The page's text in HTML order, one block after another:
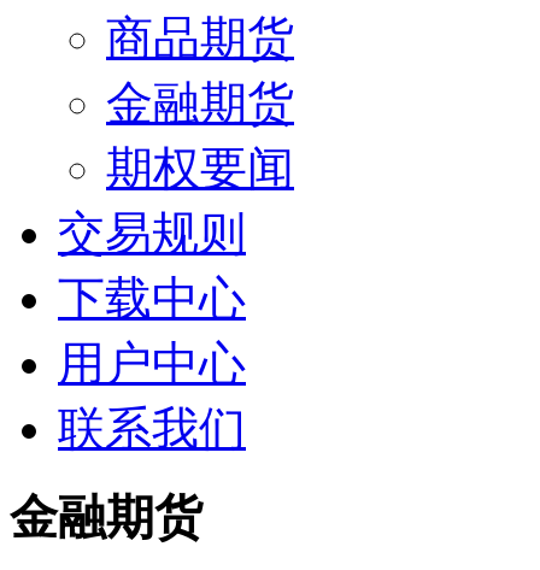
商品期货
金融期货
期权要闻
交易规则
下载中心
用户中心
联系我们
金融期货